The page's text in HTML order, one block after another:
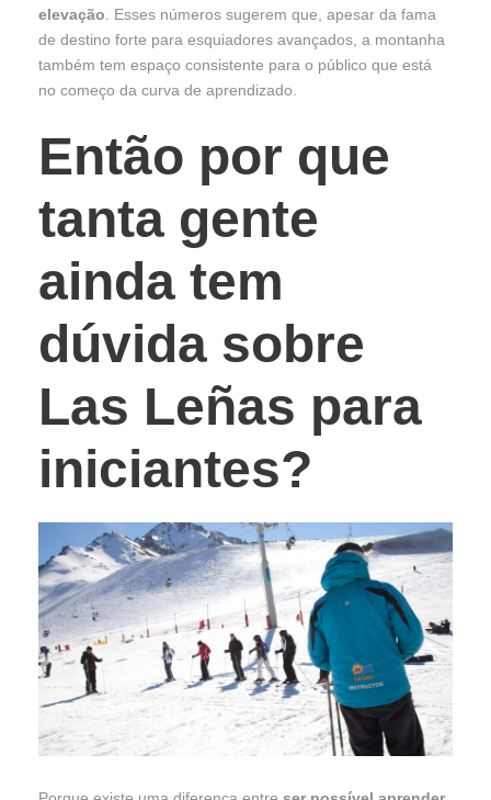
elevação . Esses números sugerem que, apesar da fama
de destino forte para esquiadores avançados, a montanha
também tem espaço consistente para o público que está
no começo da curva de aprendizado.
Então por que
tanta gente
ainda tem
dúvida sobre
Las Leñas para
iniciantes?